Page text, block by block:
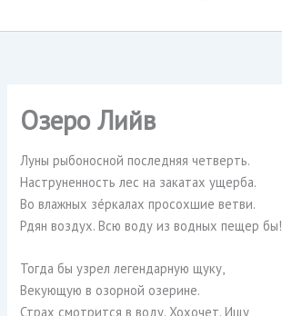
Озеро Лийв
Луны рыбоносной последняя четверть.
Наструненность лес на закатах ущерба.
Во влажных зéркалах просохшие ветви.
Рдян воздух. Всю воду из водных пещер бы!
Тогда бы узрел легендарную щуку,
Векующую в озорной озерине.
Страх смотрится в воду. Хохочет. Ищу